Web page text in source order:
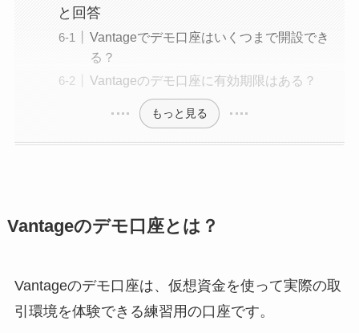
と回答
Vantageでデモ口座はいくつまで開設でき
る？
Vantageのデモ口座に有効期限はある？
もっと見る
Vantageのデモ口座とは？
Vantageのデモ口座は、仮想資金を使って実際の取
引環境を体験できる練習用の口座です。